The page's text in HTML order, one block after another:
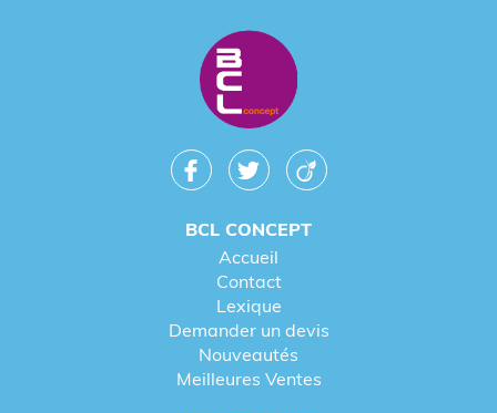
BCL CONCEPT
Accueil
Contact
Lexique
Demander un devis
Nouveautés
Meilleures Ventes